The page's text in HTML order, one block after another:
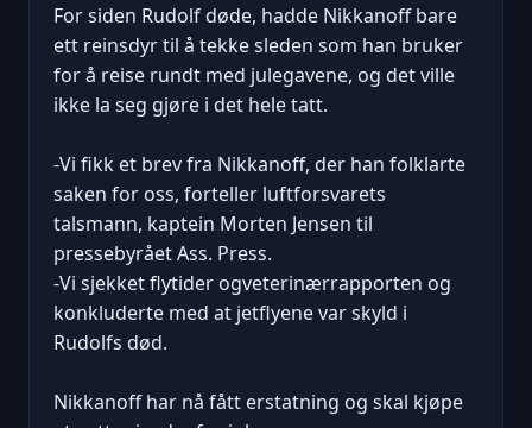
For siden Rudolf døde, hadde Nikkanoff bare
ett reinsdyr til å tekke sleden som han bruker
for å reise rundt med julegavene, og det ville
ikke la seg gjøre i det hele tatt.
-Vi fikk et brev fra Nikkanoff, der han folklarte
saken for oss, forteller luftforsvarets
talsmann, kaptein Morten Jensen til
pressebyrået Ass. Press.
-Vi sjekket flytider ogveterinærrapporten og
konkluderte med at jetflyene var skyld i
Rudolfs død.
Nikkanoff har nå fått erstatning og skal kjøpe